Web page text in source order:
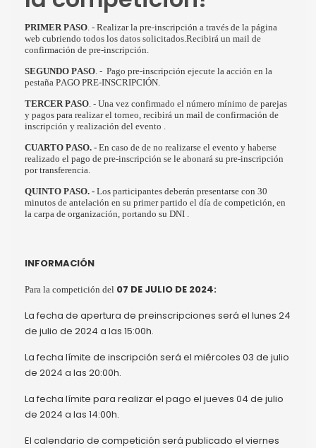
PRIMER PASO . - Realizar la pre-inscripción a través de la página
web cubriendo todos los datos solicitados.Recibirá un mail de
confirmación de pre-inscripción.
SEGUNDO PASO . - Pago pre-inscripción ejecute la acción en la
pestaña PAGO PRE-INSCRIPCIÓN.
TERCER PASO . - Una vez confirmado el número mínimo de parejas
y pagos para realizar el torneo, recibirá un mail de confirmación de
inscripción y realización del evento .
CUARTO PASO. - En caso de de no realizarse el evento y haberse
realizado el pago de pre-inscripción se le abonará su pre-inscripción
por transferencia.
QUINTO PASO. - Los participantes deberán presentarse con 30
minutos de antelación en su primer partido el día de competición, en
la carpa de organización, portando su DNI .
INFORMACIÓN
Para la competición del 07 DE JULIO DE 2024:
La fecha de apertura de preinscripciones será el lunes 24
de julio de 2024 a las 15:00h.
La fecha límite de inscripción será el miércoles 03 de julio
de 2024 a las 20:00h.
La fecha límite para realizar el pago el jueves 04 de julio
de 2024 a las 14:00h.
El calendario de competición será publicado el viernes